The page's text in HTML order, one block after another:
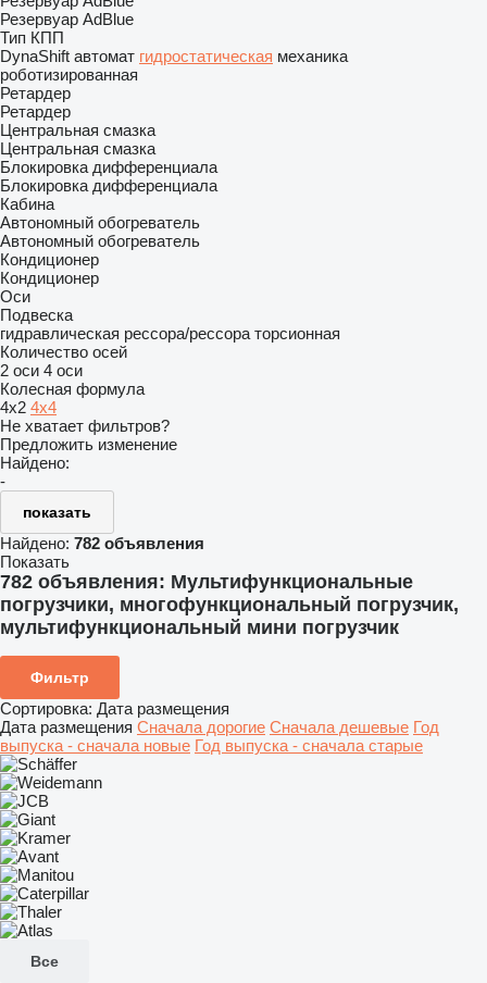
Резервуар AdBlue
Тип КПП
DynaShift автомат гидростатическая механика
роботизированная
Ретардер
Ретардер
Центральная смазка
Центральная смазка
Блокировка дифференциала
Блокировка дифференциала
Кабина
Автономный обогреватель
Автономный обогреватель
Кондиционер
Кондиционер
Оси
Подвеска
гидравлическая рессора/рессора торсионная
Количество осей
2 оси 4 оси
Колесная формула
4x2 4x4
Не хватает фильтров?
Предложить изменение
Найдено:
-
показать
Найдено: 782 объявления
Показать
782 объявления: Мультифункциональные
погрузчики, многофункциональный погрузчик,
мультифункциональный мини погрузчик
Фильтр
Сортировка: Дата размещения
Дата размещения Сначала дорогие Сначала дешевые Год
выпуска - сначала новые Год выпуска - сначала старые
Все